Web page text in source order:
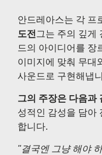
안드레아스는 각 프
도전 그는 주의 깊게
드의 아이디어를 장
이미지에 맞춰 무대
사운드로 구현해냅
그의 주장은 다음과
성적인 감성을 담아
합니다.
"결국엔 그냥 해야